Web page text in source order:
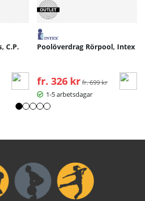
C.P.
Poolöverdrag Rörpool, Intex
fr. 326 kr Ordinarie pris:
fr. 699 kr
1-5 arbetsdagar